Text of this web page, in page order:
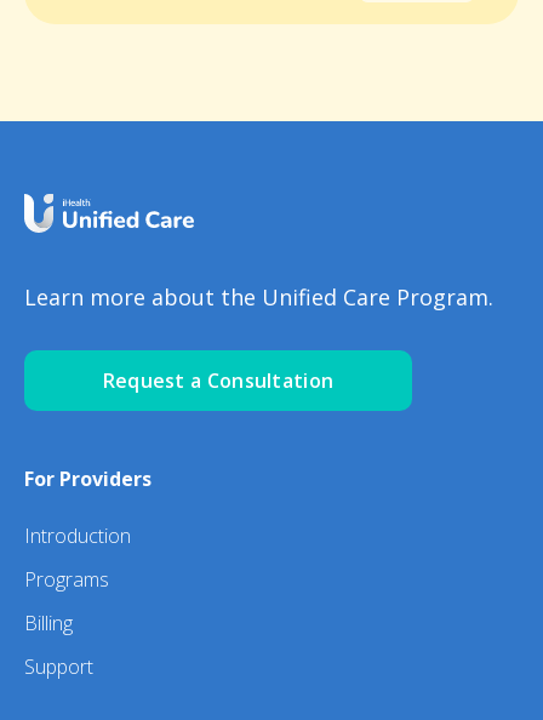
Learn more about the Unified Care Program.
Request a Consultation
For Providers
Introduction
Programs
Billing
Support